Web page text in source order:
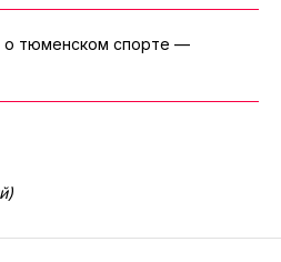
о тюменском спорте —